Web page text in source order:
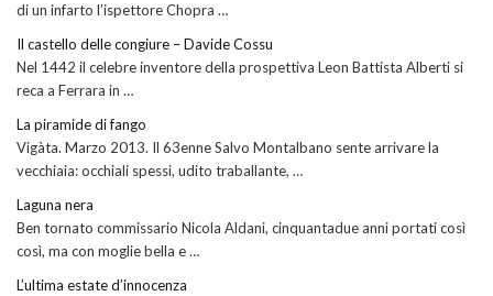
di un infarto l’ispettore Chopra …
Il castello delle congiure – Davide Cossu
Nel 1442 il celebre inventore della prospettiva Leon Battista Alberti si
reca a Ferrara in …
La piramide di fango
Vigàta. Marzo 2013. Il 63enne Salvo Montalbano sente arrivare la
vecchiaia: occhiali spessi, udito traballante, …
Laguna nera
Ben tornato commissario Nicola Aldani, cinquantadue anni portati così
così, ma con moglie bella e …
L’ultima estate d’innocenza